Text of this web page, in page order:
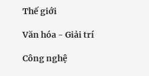
Thế giới
Văn hóa - Giải trí
Công nghệ